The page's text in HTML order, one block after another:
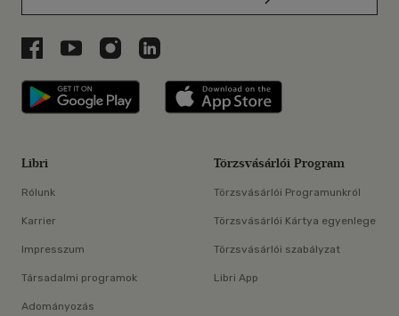
Libri a Facebookon
Libri a Youtube-on
Libri az Instagramon
Libri a LinkedInen
Libri applikáció Szerezd meg: Google
Libri
Rólunk
Karrier
Impresszum
Társadalmi programok
Adományozás
Törzsvásárlói Program
Törzsvásárlói Programunkról
Törzsvásárlói Kártya egyenlege
Törzsvásárlói szabályzat
Libri App